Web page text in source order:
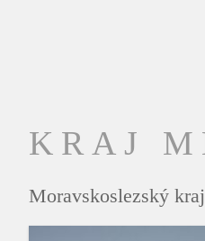
KRAJ
Moravskoslezský